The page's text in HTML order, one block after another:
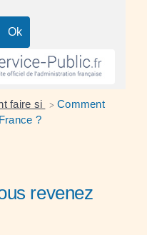
faire si > Comment
?
revenez